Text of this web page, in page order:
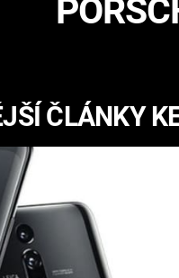
COME:
ČLÁNKY